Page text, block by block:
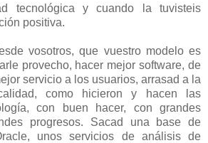
tecnológica y cuando la tuvisteis
positiva.
vosotros, que vuestro modelo es
provecho, hacer mejor software, de
servicio a los usuarios, arrasad a la
como hicieron y hacen las
con buen hacer, con grandes
progresos. Sacad una base de
unos servicios de análisis de